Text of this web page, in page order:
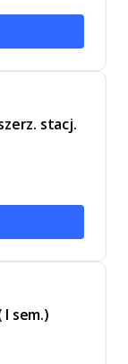
stacj.
sem.)